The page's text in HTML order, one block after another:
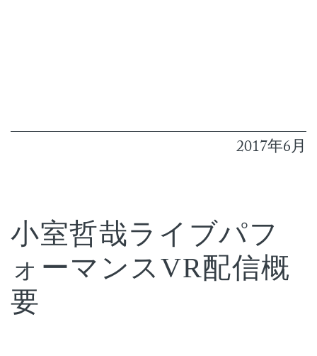
小室哲哉ライブパフ
ォーマンスVR配信概
要
2017年6月